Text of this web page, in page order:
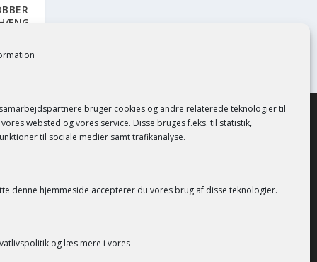
bruger cookies og andre relaterede teknologier til
websted og vores service. Disse bruges f.eks. til statistik,
til sociale medier samt trafikanalyse.
denne hjemmeside accepterer du vores brug af disse teknologier.
og læs mere i vores